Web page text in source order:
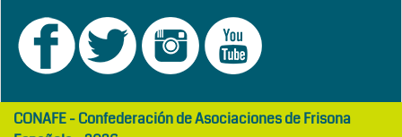
girls
abaya
maltepe
otelCONAFE - Confederación de Asociaciones de Frisona